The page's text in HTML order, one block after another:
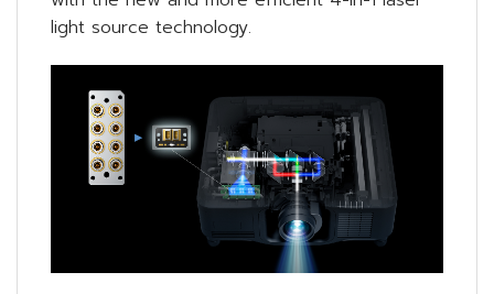
light source technology.